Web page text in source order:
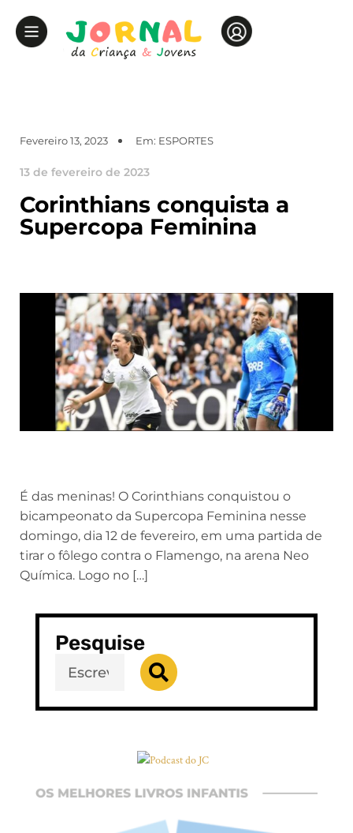
Fevereiro 13, 2023 Em: ESPORTES
13 de fevereiro de 2023
Corinthians conquista a
Supercopa Feminina
É das meninas! O Corinthians conquistou o
bicampeonato da Supercopa Feminina nesse
domingo, dia 12 de fevereiro, em uma partida de
tirar o fôlego contra o Flamengo, na arena Neo
Química. Logo no […]
Pesquise